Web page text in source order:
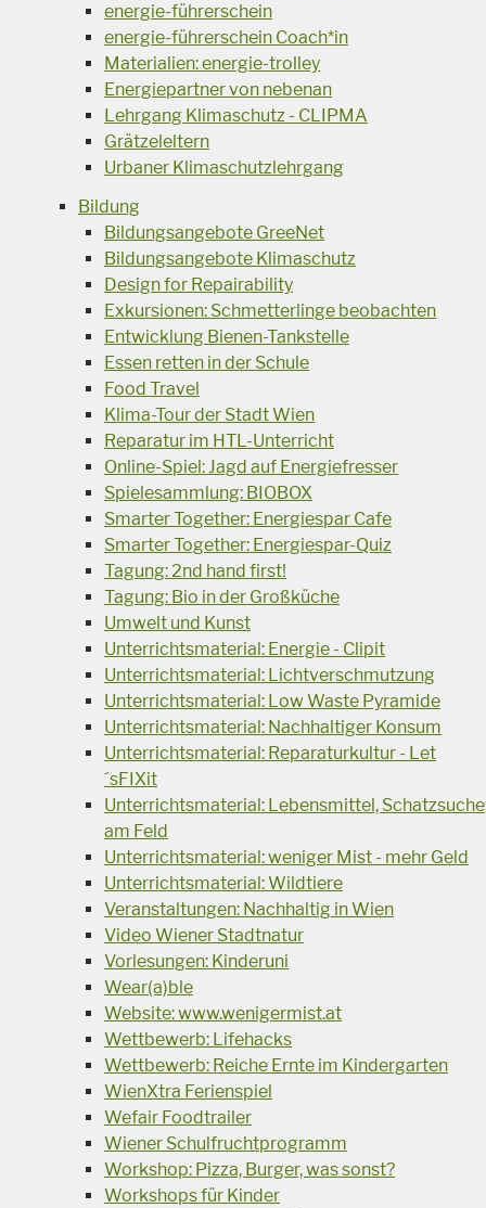
energie-führerschein
energie-führerschein Coach*in
Materialien: energie-trolley
Energiepartner von nebenan
Lehrgang Klimaschutz - CLIPMA
Grätzeleltern
Urbaner Klimaschutzlehrgang
Bildung
Bildungsangebote GreeNet
Bildungsangebote Klimaschutz
Design for Repairability
Exkursionen: Schmetterlinge beobachten
Entwicklung Bienen-Tankstelle
Essen retten in der Schule
Food Travel
Klima-Tour der Stadt Wien
Reparatur im HTL-Unterricht
Online-Spiel: Jagd auf Energiefresser
Spielesammlung: BIOBOX
Smarter Together: Energiespar Cafe
Smarter Together: Energiespar-Quiz
Tagung: 2nd hand first!
Tagung: Bio in der Großküche
Umwelt und Kunst
Unterrichtsmaterial: Energie - Clipit
Unterrichtsmaterial: Lichtverschmutzung
Unterrichtsmaterial: Low Waste Pyramide
Unterrichtsmaterial: Nachhaltiger Konsum
Unterrichtsmaterial: Reparaturkultur - Let
´sFIXit
Unterrichtsmaterial: Lebensmittel, Schatzsuche
am Feld
Unterrichtsmaterial: weniger Mist - mehr Geld
Unterrichtsmaterial: Wildtiere
Veranstaltungen: Nachhaltig in Wien
Video Wiener Stadtnatur
Vorlesungen: Kinderuni
Wear(a)ble
Website: www.wenigermist.at
Wettbewerb: Lifehacks
Wettbewerb: Reiche Ernte im Kindergarten
WienXtra Ferienspiel
Wefair Foodtrailer
Wiener Schulfruchtprogramm
Workshop: Pizza, Burger, was sonst?
Workshops für Kinder